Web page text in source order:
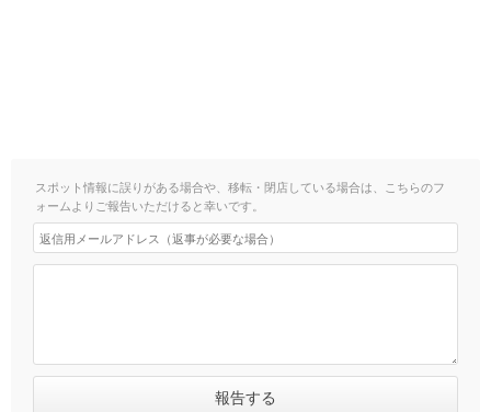
スポット情報に誤りがある場合や、移転・閉店している場合は、こちらのフ
ォームよりご報告いただけると幸いです。